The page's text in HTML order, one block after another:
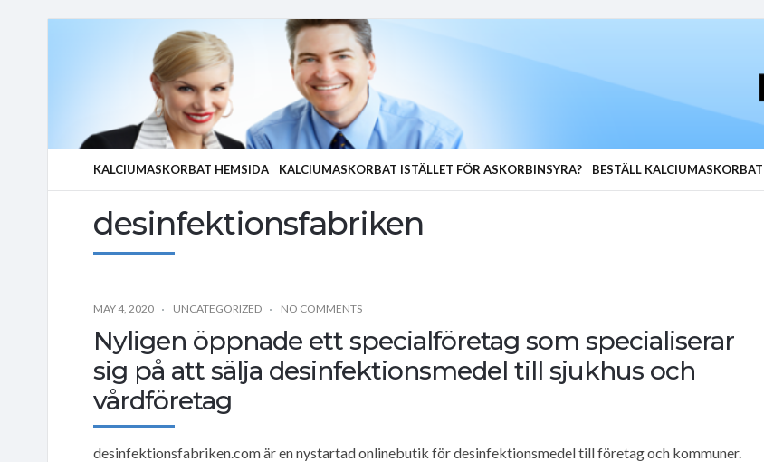
KALCIUMASKORBAT HEMSIDA KALCIUMASKORBAT ISTÄLLET FÖR ASKORBINSYRA? BESTÄLL KALCIUMASKORBAT
desinfektionsfabriken
MAY 4, 2020 UNCATEGORIZED NO COMMENTS
Nyligen öppnade ett specialföretag som specialiserar
sig på att sälja desinfektionsmedel till sjukhus och
vårdföretag
desinfektionsfabriken.com är en nystartad onlinebutik för desinfektionsmedel till företag och kommuner.